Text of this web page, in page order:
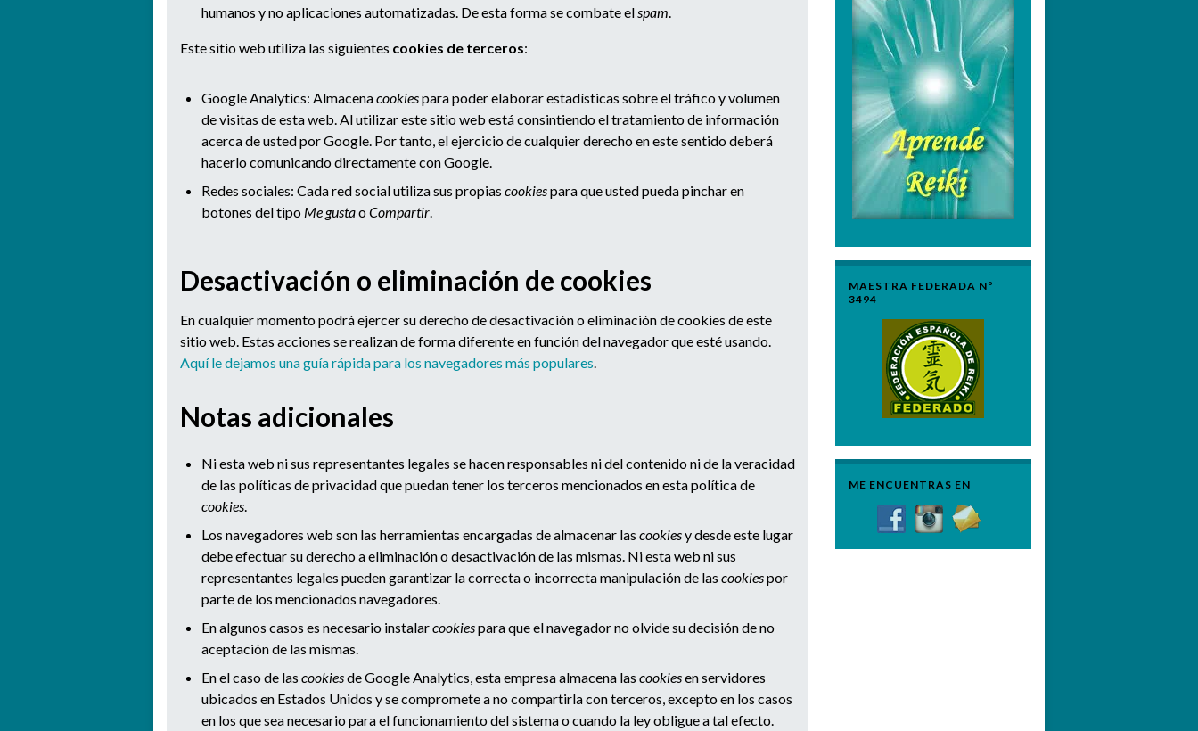
humanos y no aplicaciones automatizadas. De esta forma se combate el spam
Este sitio web utiliza las siguientes cookies de terceros:
Google Analytics: Almacenacookiespara poder elaborar estadísticas sobre el tráfico y volumen
de visitas de esta web. Al utilizar este sitio web está consintiendo el tratamiento de información
acerca de usted por Google. Por tanto, el ejercicio de cualquier derecho en este sentido deberá
hacerlo comunicando directamente con Google.
Redes sociales: Cada red social utiliza sus propias cookiespara que usted pueda pinchar en
botones del tipo Me gustaoCompartir
Desactivación o eliminación de cookies
En cualquier momento podrá ejercer su derecho de desactivación o eliminación de cookies de este
sitio web. Estas acciones se realizan de forma diferente en función del navegador que esté usando.
Aquí le dejamos una guía rápida para los navegadores más populares
Notas adicionales
Ni esta web ni sus representantes legales se hacen responsables ni del contenido ni de la veracidad
de las políticas de privacidad que puedan tener los terceros mencionados en esta política de
cookies
Los navegadores web son las herramientas encargadas de almacenar las cookiesy desde este lugar
debe efectuar su derecho a eliminación o desactivación de las mismas. Ni esta web ni sus
representantes legales pueden garantizar la correcta o incorrecta manipulación de las cookiespor
parte de los mencionados navegadores.
En algunos casos es necesario instalarcookiespara que el navegador no olvide su decisión de no
aceptación de las mismas.
En el caso de las cookiesde Google Analytics, esta empresa almacena las cookiesen servidores
ubicados en Estados Unidos y se compromete a no compartirla con terceros, excepto en los casos
en los que sea necesario para el funcionamiento del sistema o cuando la ley obligue a tal efecto.
MAESTRA FEDERADA Nº
3494
ME ENCUENTRAS EN